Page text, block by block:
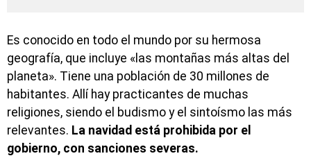
Es conocido en todo el mundo por su hermosa
geografía, que incluye «las montañas más altas del
planeta». Tiene una población de 30 millones de
habitantes. Allí hay practicantes de muchas
religiones, siendo el budismo y el sintoísmo las más
relevantes. La navidad está prohibida por el
gobierno, con sanciones severas.